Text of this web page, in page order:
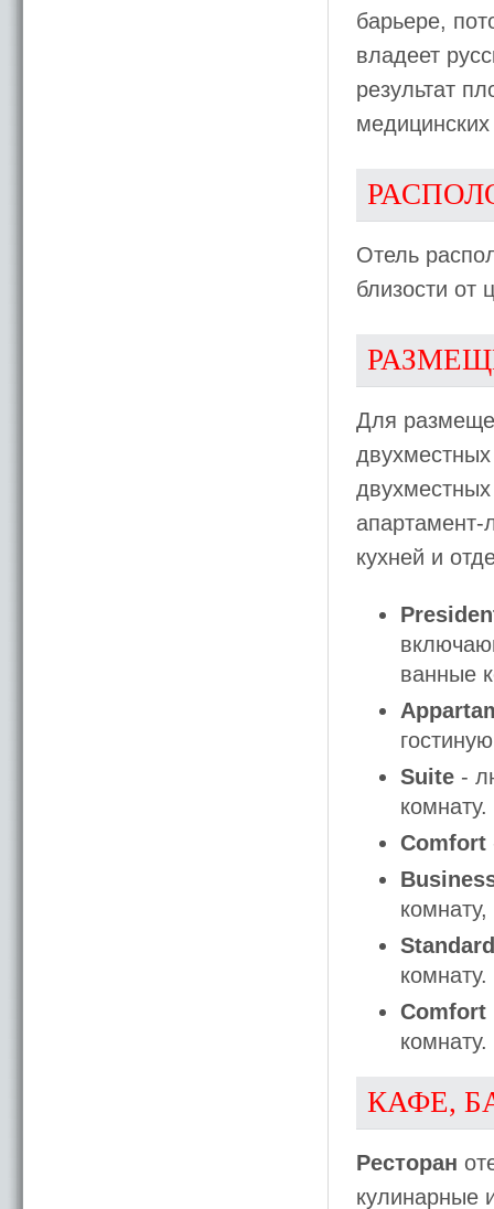
барьере,
владеет
результат
Отель
близости от
Для
кухней и
ванные
Suite -
комнату.
Comfort
Standard
комнату.
Comfort
комнату.
КАФЕ,
Ресторан
кулинарные